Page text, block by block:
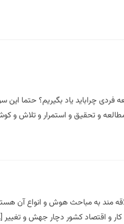
یاد بگیریم؟ حتما این سوال
و تحقیق و استمرار و تلاش و
مند به مباحث هوش و انواع آن
و اقتصاد کشور دچار جهش و تغییر